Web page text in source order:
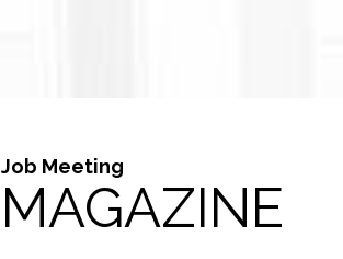
Job Meeting
MAGAZINE